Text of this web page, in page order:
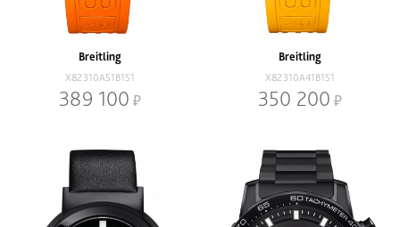
Breitling
X82310A51B1S1
389 100
Breitling
X82310A41B1S1
350 200